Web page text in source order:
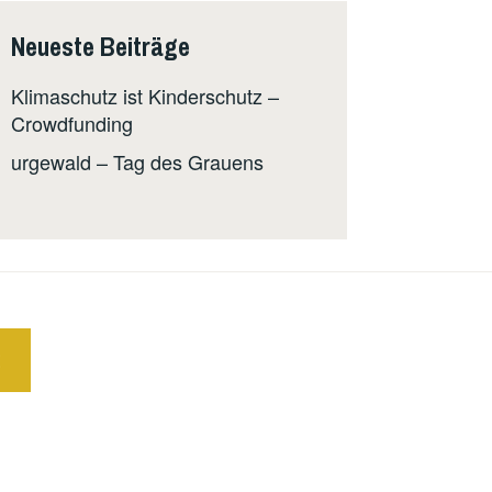
Neueste Beiträge
Klimaschutz ist Kinderschutz –
Crowdfunding
urgewald – Tag des Grauens